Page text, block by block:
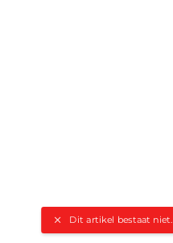
Dit artikel bestaat niet.